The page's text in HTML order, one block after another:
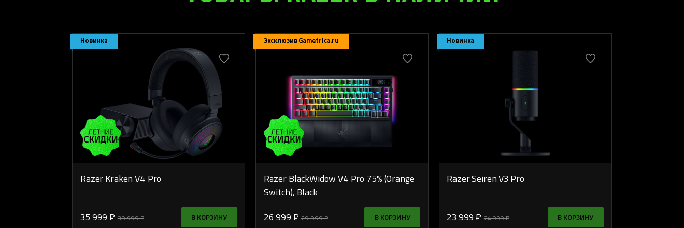
Новинка
Razer Kraken V4 Pro
35 999 ₽ 39 999 ₽ В КОРЗИНУ
Эксклюзив Gametrica.ru
Razer BlackWidow V4 Pro 75% (Orange
Switch), Black
26 999 ₽ 29 999 ₽ В КОРЗИНУ
Новинка
Razer Seiren V3 Pro
23 999 ₽ 24 999 ₽ В КОРЗИНУ